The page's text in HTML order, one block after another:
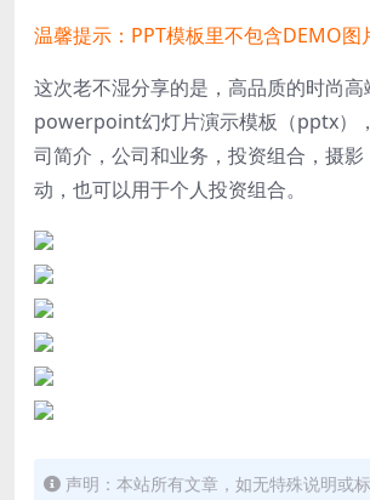
温馨提示：PPT模板里不包含DEMO图
这次老不湿分享的是，高品质的时尚
powerpoint幻灯片演示模板（pptx）
司简介，公司和业务，投资组合，摄
动，也可以用于个人投资组合。
声明：本站所有文章，如无特殊说明或